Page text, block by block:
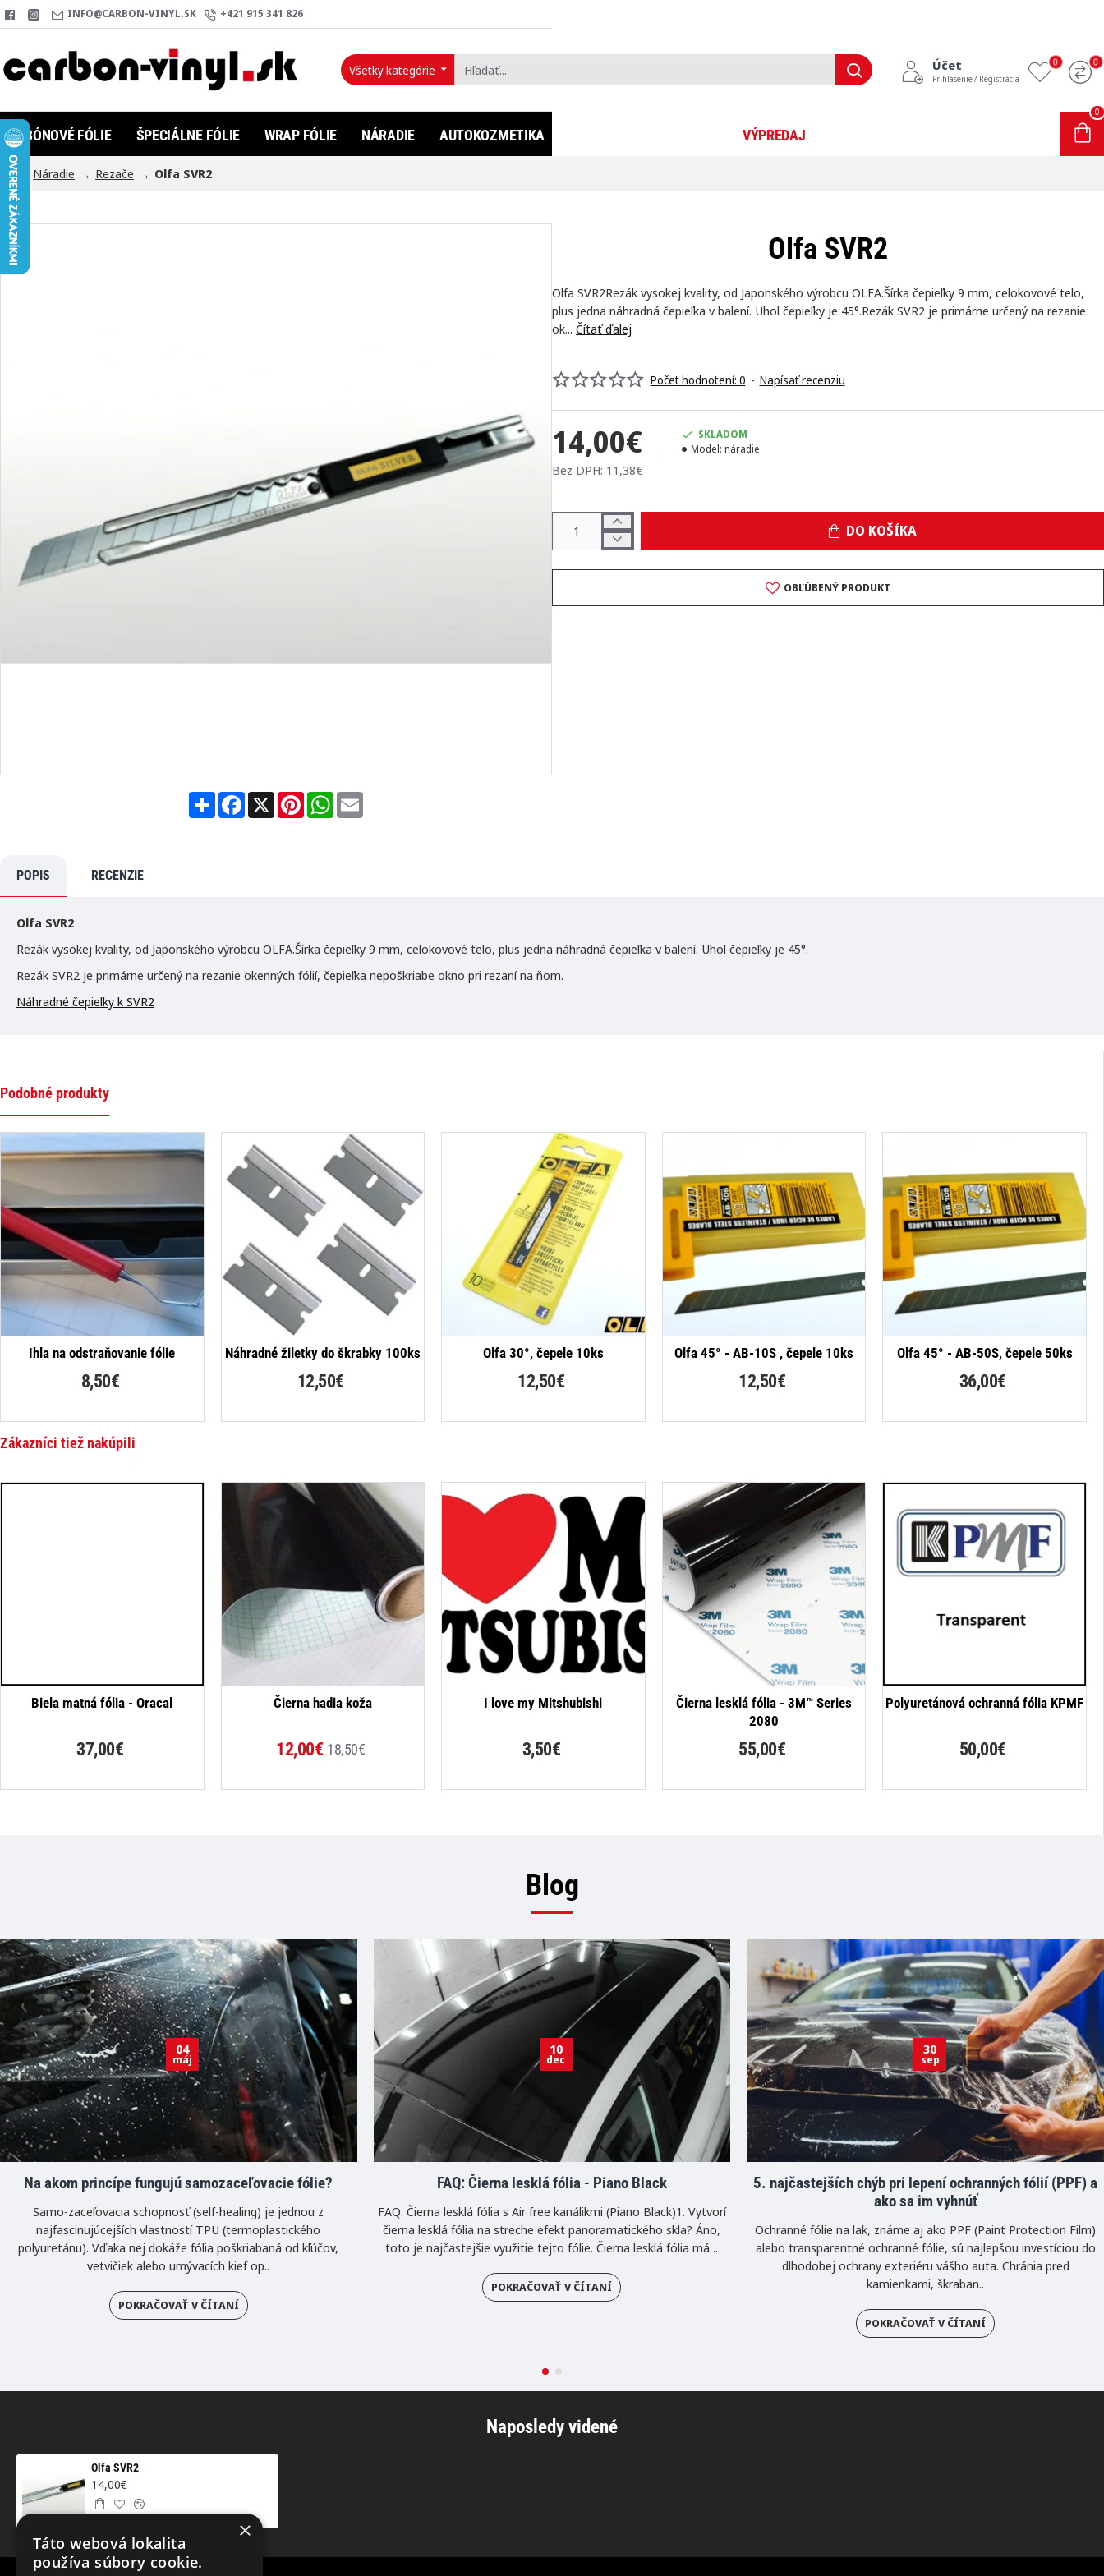
INFO@CARBON-VINYL.SK +421 915 341 826
Všetky kategórie
Hľadať...
Účet
Prihlásenie / Registrácia
0 0
KARBÓNOVÉ FÓLIE ŠPECIÁLNE FÓLIE WRAP FÓLIE NÁRADIE AUTOKOZMETIKA VÝPREDAJ
0
m
Náradie Rezače Olfa SVR2
S
h
F
a
X
P
i
W
h
E
m
Olfa SVR2
Olfa SVR2Rezák vysokej kvality, od Japonského výrobcu OLFA.Šírka čepieľky 9 mm, celokovové telo,
plus jedna náhradná čepieľka v balení. Uhol čepieľky je 45°.Rezák SVR2 je primárne určený na rezanie
ok... Čítať ďalej
Počet hodnotení: 0 - Napísať recenziu
14,00€
Bez DPH: 11,38€
SKLADOM
Model: náradie
DO KOŠÍKA
OBĽÚBENÝ PRODUKT
POPIS RECENZIE
Olfa SVR2
Rezák vysokej kvality, od Japonského výrobcu OLFA.Šírka čepieľky 9 mm, celokovové telo, plus jedna náhradná čepieľka v balení. Uhol čepieľky je 45°.
Rezák SVR2 je primárne určený na rezanie okenných fólií, čepieľka nepoškriabe okno pri rezaní na ňom.
Náhradné čepieľky k SVR2
Podobné produkty
Ihla na odstraňovanie fólie
8,50€
Náhradné žiletky do škrabky 100ks
12,50€
Olfa 30°, čepele 10ks
12,50€
Olfa 45° - AB-10S , čepele 10ks
12,50€
Olfa 45° - AB-50S, čepele 50ks
36,00€
Zákazníci tiež nakúpili
Biela matná fólia - Oracal
37,00€
Čierna hadia koža
12,00€ 18,50€
I love my Mitshubishi
3,50€
Čierna lesklá fólia - 3M™ Series
2080
55,00€
Polyuretánová ochranná fólia KPMF
50,00€
Blog
04
máj
Na akom princípe fungujú samozaceľovacie fólie?
Samo-zaceľovacia schopnosť (self-healing) je jednou z
najfascinujúcejších vlastností TPU (termoplastického
polyuretánu). Vďaka nej dokáže fólia poškriabaná od kľúčov,
vetvičiek alebo umývacích kief op..
POKRAČOVAŤ V ČÍTANÍ
10
dec
FAQ: Čierna lesklá fólia - Piano Black
FAQ: Čierna lesklá fólia s Air free kanálikmi (Piano Black)1. Vytvorí
čierna lesklá fólia na streche efekt panoramatického skla? Áno,
toto je najčastejšie využitie tejto fólie. Čierna lesklá fólia má ..
POKRAČOVAŤ V ČÍTANÍ
30
sep
5. najčastejších chýb pri lepení ochranných fólií (PPF) a
ako sa im vyhnúť
Ochranné fólie na lak, známe aj ako PPF (Paint Protection Film)
alebo transparentné ochranné fólie, sú najlepšou investíciou do
dlhodobej ochrany exteriéru vášho auta. Chránia pred
kamienkami, škraban..
POKRAČOVAŤ V ČÍTANÍ
Naposledy videné
Olfa SVR2
14,00€
×
Táto webová lokalita
používa súbory cookie.